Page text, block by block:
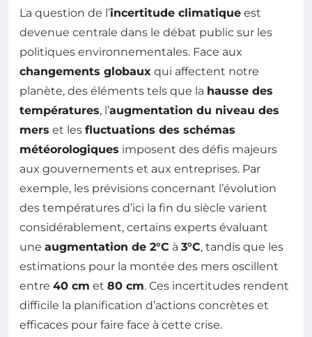
La question de l’incertitude climatique est
devenue centrale dans le débat public sur les
politiques environnementales. Face aux
changements globaux qui affectent notre
planète, des éléments tels que la hausse des
températures, l’augmentation du niveau des
mers et les fluctuations des schémas
météorologiques imposent des défis majeurs
aux gouvernements et aux entreprises. Par
exemple, les prévisions concernant l’évolution
des températures d’ici la fin du siècle varient
considérablement, certains experts évaluant
une augmentation de 2°C à 3°C, tandis que les
estimations pour la montée des mers oscillent
entre 40 cm et 80 cm. Ces incertitudes rendent
difficile la planification d’actions concrètes et
efficaces pour faire face à cette crise.